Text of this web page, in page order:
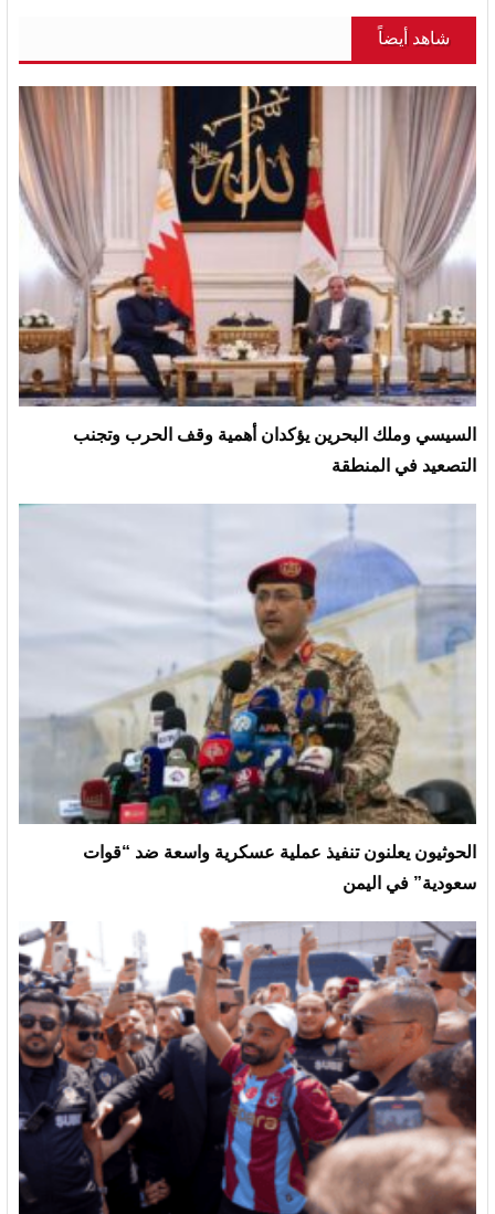
شاهد أيضاً
السيسي وملك البحرين يؤكدان أهمية وقف الحرب وتجنب
التصعيد في المنطقة
الحوثيون يعلنون تنفيذ عملية عسكرية واسعة ضد “قوات
سعودية” في اليمن